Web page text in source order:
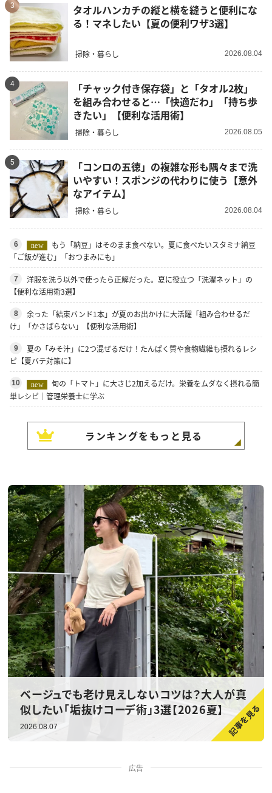
3
タオルハンカチの縦と横を縫うと便利にな
る！マネしたい【夏の便利ワザ3選】
掃除・暮らし 2026.08.04
4
「チャック付き保存袋」と「タオル2枚」
を組み合わせると…「快適だわ」「持ち歩
きたい」【便利な活用術】
掃除・暮らし 2026.08.05
5
「コンロの五徳」の複雑な形も隅々まで洗
いやすい！スポンジの代わりに使う【意外
なアイテム】
掃除・暮らし 2026.08.04
6 new
もう「納豆」はそのまま食べない。夏に食べたいスタミナ納豆
「ご飯が進む」「おつまみにも」
7
洋服を洗う以外で使ったら正解だった。夏に役立つ「洗濯ネット」の
【便利な活用術3選】
8
余った「結束バンド1本」が夏のお出かけに大活躍「組み合わせるだ
け」「かさばらない」【便利な活用術】
9
夏の「みそ汁」に2つ混ぜるだけ！たんぱく質や食物繊維も摂れるレシ
ピ【夏バテ対策に】
10 new
旬の「トマト」に大さじ2加えるだけ。栄養をムダなく摂れる簡
単レシピ｜管理栄養士に学ぶ
ランキングをもっと見る
ベージュでも老け見えしないコツは？大人が真
似したい「垢抜けコーデ術」3選【2026夏】
2026.08.07
広告